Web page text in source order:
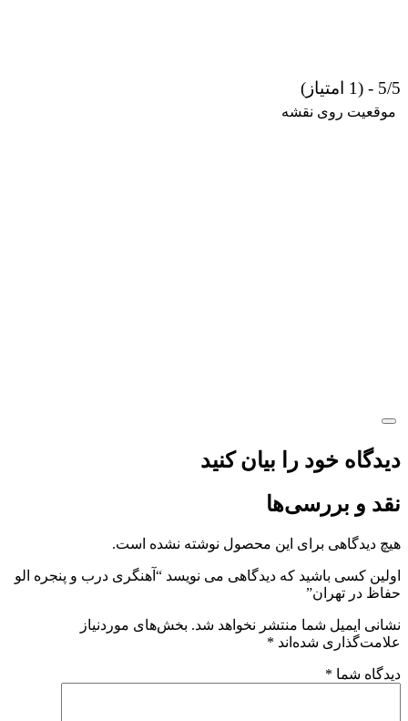
5/5 - (1 امتیاز)
موقعیت روی نقشه
دیدگاه خود را بیان کنید
نقد و بررسی‌ها
هیچ دیدگاهی برای این محصول نوشته نشده است.
اولین کسی باشید که دیدگاهی می نویسد “آهنگری درب و پنجره الو
حفاظ در تهران”
نشانی ایمیل شما منتشر نخواهد شد. بخش‌های موردنیاز
علامت‌گذاری شده‌اند *
دیدگاه شما *